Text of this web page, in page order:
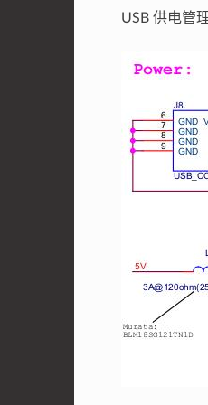
USB 供电管